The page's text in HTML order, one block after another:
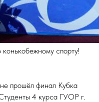
спорту!
прошёл финал Кубка
4 курса ГУОР г.